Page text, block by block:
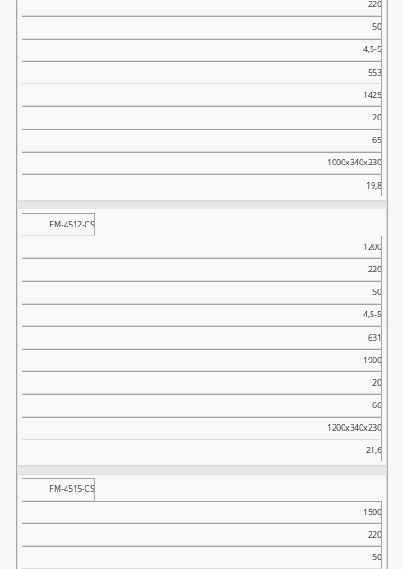
800x155x178
7,5
220
50
4,5-5
553
1425
20
65
1000x340x230
19,8
FM-4512-CS
1200
220
50
4,5-5
631
1900
20
66
1200x340x230
21,6
FM-4515-CS
1500
220
50